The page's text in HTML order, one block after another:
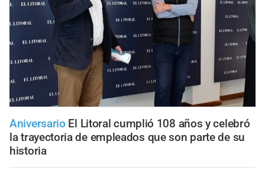
Aniversario El Litoral cumplió 108 años y celebró
la trayectoria de empleados que son parte de su
historia